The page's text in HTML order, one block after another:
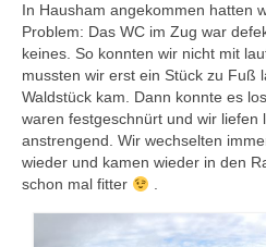
In Hausham angekommen hatten
Problem: Das WC im Zug war
keines. So konnten wir nicht mit
mussten wir erst ein Stück zu Fuß
Waldstück kam. Dann konnte es
waren festgeschnürt und wir liefen
anstrengend. Wir wechselten
wieder und kamen wieder in den
schon mal fitter
.